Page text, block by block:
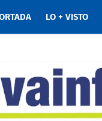
LO + VISTO